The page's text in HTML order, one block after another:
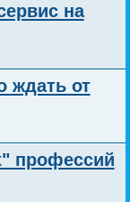
на
ждать от
профессий